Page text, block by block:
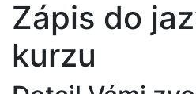
Zápis do
kurzu